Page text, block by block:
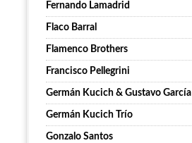
Fernando Lamadrid
Flaco Barral
Flamenco Brothers
Francisco Pellegrini
Germán Kucich & Gustavo García
Germán Kucich Trío
Gonzalo Santos